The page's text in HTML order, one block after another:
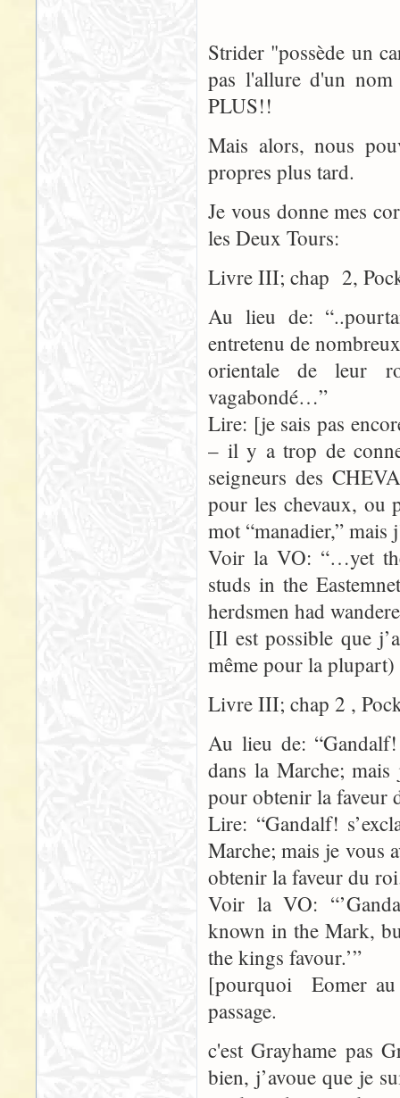
Strider "possède un
pas l'allure d'un
PLUS!!
Mais alors, nous
propres plus tard.
Je vous donne mes
les Deux Tours:
Livre III; chap 2,
Au lieu de:
entretenu de
orientale de leur
vagabondé…”
Lire: [je sais pas
– il y a trop de
seigneurs des
pour les chevaux, ou
mot “manadier,” mais
Voir la VO: “…yet
studs in the
herdsmen had
[Il est possible que
même pour la
Livre III; chap 2 ,
Au lieu de:
dans la Marche; mais
pour obtenir la faveur
Lire: “Gandalf!
Marche; mais je vous
obtenir la faveur du
Voir la VO:
known in the Mark,
the kings favour.’”
[pourquoi Eomer
passage.
c'est Grayhame pas
bien, j’avoue que je